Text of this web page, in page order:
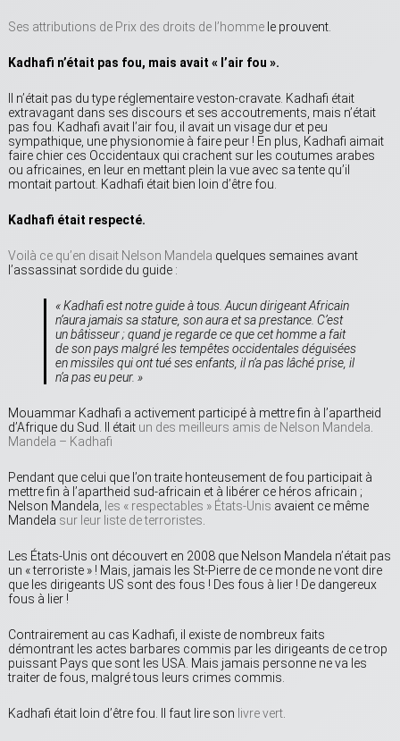
Ses attributions de Prix des droits de l’homme le prouvent.
Kadhafi n’était pas fou, mais avait « l’air fou ».
Il n’était pas du type réglementaire veston-cravate. Kadhafi était
extravagant dans ses discours et ses accoutrements, mais n’était
pas fou. Kadhafi avait l’air fou, il avait un visage dur et peu
sympathique, une physionomie à faire peur ! En plus, Kadhafi aimait
faire chier ces Occidentaux qui crachent sur les coutumes arabes
ou africaines, en leur en mettant plein la vue avec sa tente qu’il
montait partout. Kadhafi était bien loin d’être fou.
Kadhafi était respecté.
Voilà ce qu’en disait Nelson Mandela quelques semaines avant
l’assassinat sordide du guide :
« Kadhafi est notre guide à tous. Aucun dirigeant Africain
n’aura jamais sa stature, son aura et sa prestance. C’est
un bâtisseur ; quand je regarde ce que cet homme a fait
de son pays malgré les tempêtes occidentales déguisées
en missiles qui ont tué ses enfants, il n’a pas lâché prise, il
n’a pas eu peur. »
Mouammar Kadhafi a activement participé à mettre fin à l’apartheid
d’Afrique du Sud. Il était un des meilleurs amis de Nelson Mandela.
Mandela – Kadhafi
Pendant que celui que l’on traite honteusement de fou participait à
mettre fin à l’apartheid sud-africain et à libérer ce héros africain ;
Nelson Mandela, les « respectables » États-Unis avaient ce même
Mandela sur leur liste de terroristes.
Les États-Unis ont découvert en 2008 que Nelson Mandela n’était pas
un « terroriste » ! Mais, jamais les St-Pierre de ce monde ne vont dire
que les dirigeants US sont des fous ! Des fous à lier ! De dangereux
fous à lier !
Contrairement au cas Kadhafi, il existe de nombreux faits
démontrant les actes barbares commis par les dirigeants de ce trop
puissant Pays que sont les USA. Mais jamais personne ne va les
traiter de fous, malgré tous leurs crimes commis.
Kadhafi était loin d’être fou. Il faut lire son livre vert.